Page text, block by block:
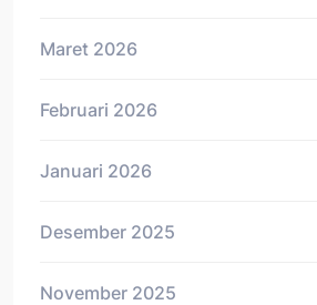
Maret 2026
Februari 2026
Januari 2026
Desember 2025
November 2025